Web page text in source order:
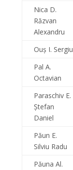
Nica D.
Răzvan
Alexandru
Ouş I. Sergiu
Pal A.
Octavian
Paraschiv E.
Ştefan
Daniel
Păun E.
Silviu Radu
Păuna Al.